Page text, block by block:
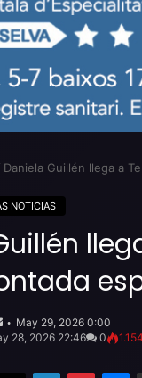
Daniela Guillén llega a
NOTICIAS
emailMay 29, 2026 0:00
28, 2026 22:46
0 1.154
X LinkedIn